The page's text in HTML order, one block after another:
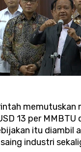
memutuskan
13 per MMBTU
itu diambil
industri